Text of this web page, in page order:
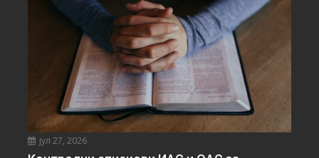
јул 27, 2026